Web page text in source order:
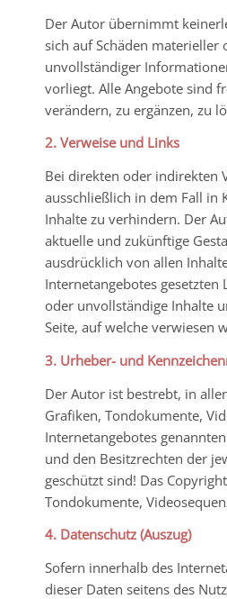
Der Autor übernimmt
sich auf Schäden
unvollständiger
vorliegt. Alle Angebote sind
verändern, zu ergänzen, zu
2. Verweise und Links
Bei direkten oder indirekten
ausschließlich in dem Fall in
Inhalte zu verhindern. Der
aktuelle und zukünftige
ausdrücklich von allen
Internetangebotes
oder unvollständige Inhalte
Seite, auf welche verwiesen
3. Urheber- und
Der Autor ist bestrebt, in
Grafiken, Tondokumente,
Internetangebotes
und den Besitzrechten der
geschützt sind! Das
Tondokumente,
4. Datenschutz (Auszug)
Sofern innerhalb des
dieser Daten seitens des